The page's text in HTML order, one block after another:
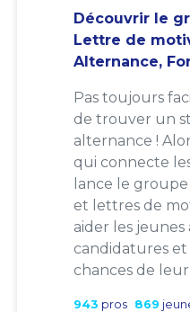
Découvrir le
Lettre de
Alternance,
Pas toujours
de trouver un
alternance !
qui connecte
lance le
et lettres de
aider les
candidatures
chances de
943 pros 869